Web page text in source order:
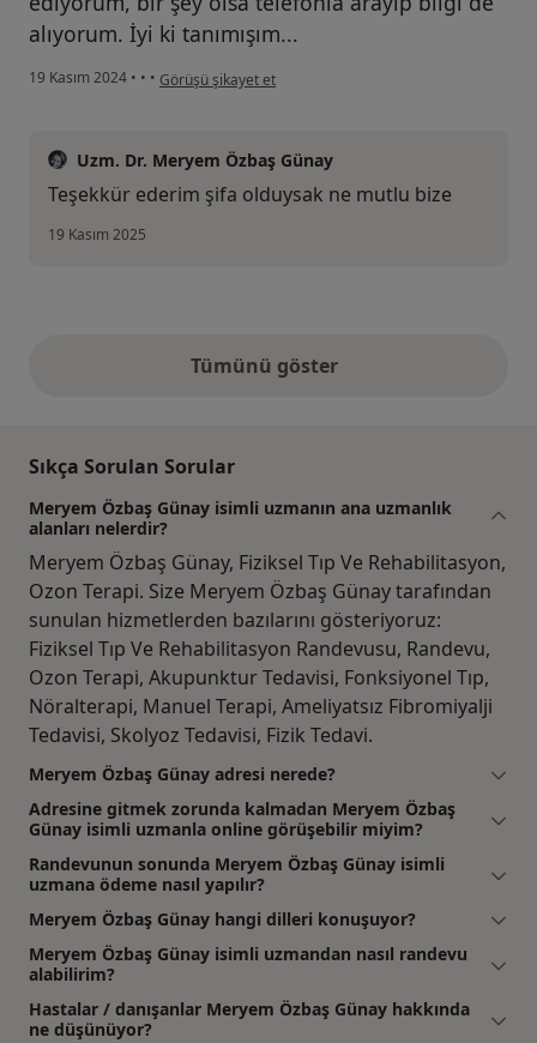
alıyorum. İyi ki tanımışım...
19 Kasım 2024 • • • kullanıcının görüşüne göre e...
Görüşü şikayet et
Uzm. Dr. Meryem Özbaş Günay
Teşekkür ederim şifa olduysak ne mutlu bize
19 Kasım 2025
Tümünü gösteryukarıdaki görüşler
Sıkça Sorulan Sorular
Meryem Özbaş Günay isimli uzmanın ana uzmanlık
alanları nelerdir?
Meryem Özbaş Günay, Fiziksel Tıp Ve Rehabilitasyon,
Ozon Terapi. Size Meryem Özbaş Günay tarafından
sunulan hizmetlerden bazılarını gösteriyoruz:
Fiziksel Tıp Ve Rehabilitasyon Randevusu, Randevu,
Ozon Terapi, Akupunktur Tedavisi, Fonksiyonel Tıp,
Nöralterapi, Manuel Terapi, Ameliyatsız Fibromiyalji
Tedavisi, Skolyoz Tedavisi, Fizik Tedavi.
Meryem Özbaş Günay adresi nerede?
Adresine gitmek zorunda kalmadan Meryem Özbaş
Günay isimli uzmanla online görüşebilir miyim?
Randevunun sonunda Meryem Özbaş Günay isimli
uzmana ödeme nasıl yapılır?
Meryem Özbaş Günay hangi dilleri konuşuyor?
Meryem Özbaş Günay isimli uzmandan nasıl randevu
alabilirim?
Hastalar / danışanlar Meryem Özbaş Günay hakkında
ne düşünüyor?